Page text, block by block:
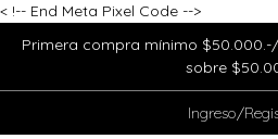
< !-- End Meta Pixel Code -->
Primera compra mínimo
sobre
Ingreso/